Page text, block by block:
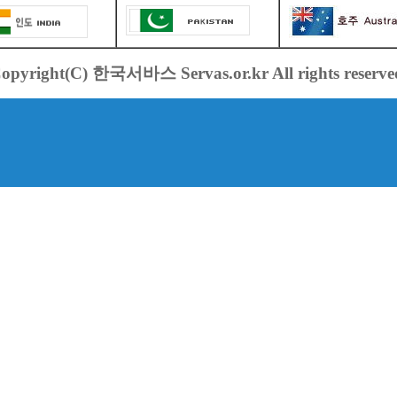
한국서바스 Servas.or.kr All rights